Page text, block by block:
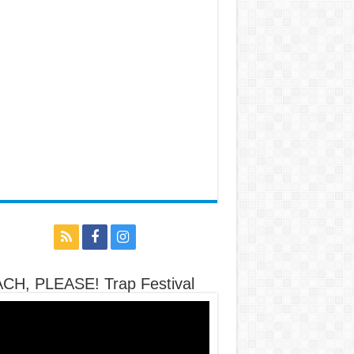
PLEASE! Trap Festival